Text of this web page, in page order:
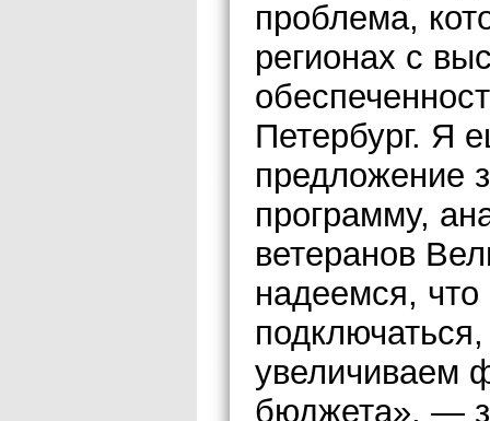
проблема,
регионах с
Петербург. Я
предложение
программу,
ветеранов
надеемся,
увеличиваем
бюджета», —